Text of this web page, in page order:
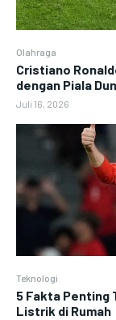
Olahraga
Cristiano
dengan Piala
Juli 16, 2026
Teknologi
5 Fakta Penting
Listrik di Rumah